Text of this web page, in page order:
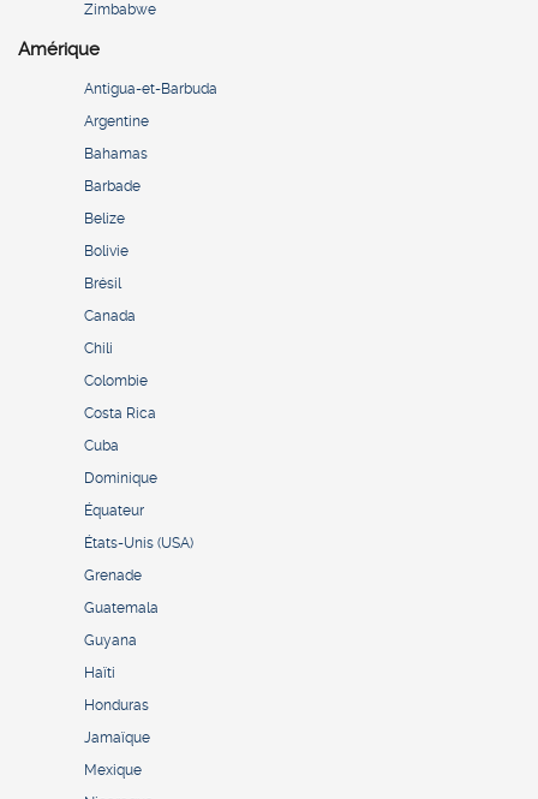
Zimbabwe
Amérique
Antigua-et-Barbuda
Argentine
Bahamas
Barbade
Belize
Bolivie
Brésil
Canada
Chili
Colombie
Costa Rica
Cuba
Dominique
Équateur
États-Unis (USA)
Grenade
Guatemala
Guyana
Haïti
Honduras
Jamaïque
Mexique